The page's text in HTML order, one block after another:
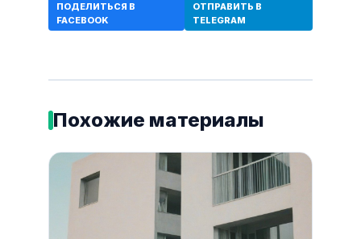
ПОДЕЛИТЬСЯ В
FACEBOOK
ОТПРАВИТЬ В
TELEGRAM
Похожие материалы